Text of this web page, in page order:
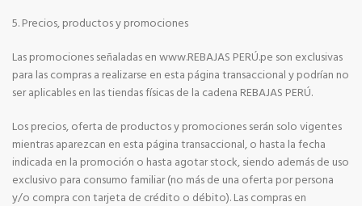
5. Precios, productos y promociones
Las promociones señaladas en www.REBAJAS PERÚ.pe son exclusivas
para las compras a realizarse en esta página transaccional y podrían no
ser aplicables en las tiendas físicas de la cadena REBAJAS PERÚ.
Los precios, oferta de productos y promociones serán solo vigentes
mientras aparezcan en esta página transaccional, o hasta la fecha
indicada en la promoción o hasta agotar stock, siendo además de uso
exclusivo para consumo familiar (no más de una oferta por persona
y/o compra con tarjeta de crédito o débito). Las compras en